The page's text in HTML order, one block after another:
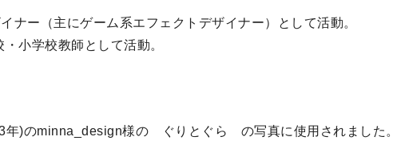
ナー（主にゲーム系エフェクトデザイナー）として活動。
小学校教師として活動。
年)のminna_design様の ぐりとぐら の写真に使用されました。